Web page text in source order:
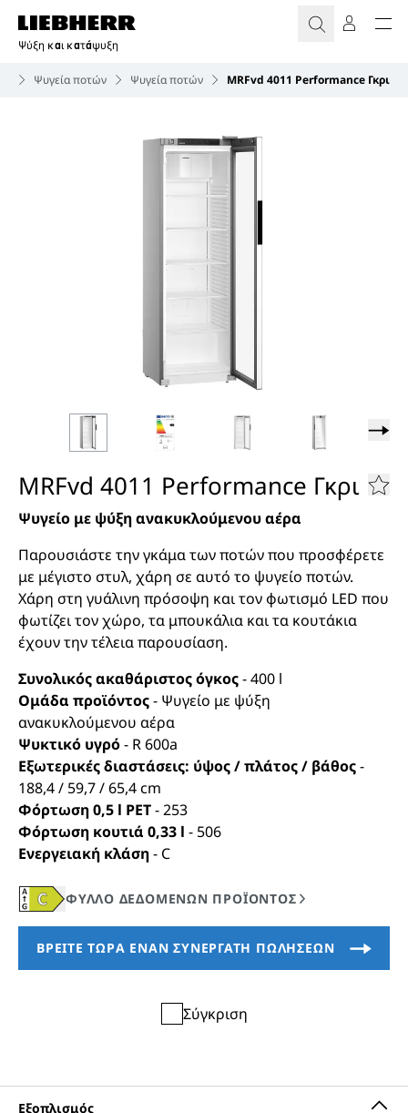
Ψύξη και κατάψυξη
Ψυγεία ποτών Ψυγεία ποτών MRFvd 4011 Performance Γκρι
MRFvd 4011 Performance Γκρι
Ψυγείο με ψύξη ανακυκλούμενου αέρα
Παρουσιάστε την γκάμα των ποτών που προσφέρετε
με μέγιστο στυλ, χάρη σε αυτό το ψυγείο ποτών.
Χάρη στη γυάλινη πρόσοψη και τον φωτισμό LED που
φωτίζει τον χώρο, τα μπουκάλια και τα κουτάκια
έχουν την τέλεια παρουσίαση.
Συνολικός ακαθάριστος όγκος-400 l
Ομάδα προϊόντος- Ψυγείο με ψύξη
ανακυκλούμενου αέρα
Ψυκτικό υγρό- R 600a
Εξωτερικές διαστάσεις: ύψος / πλάτος / βάθος-
188,4 / 59,7 / 65,4cm
Φόρτωση 0,5 l PET-253
Φόρτωση κουτιά 0,33 l - 506
Ενεργειακή κλάση- C
Σύγκριση